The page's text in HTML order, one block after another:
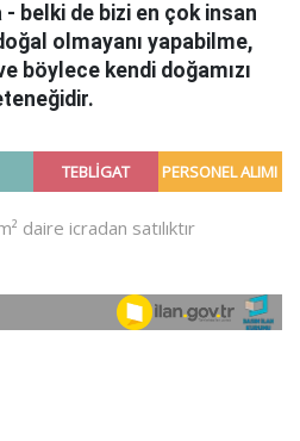
- belki de bizi en çok insan
olmayanı yapabilme,
böylece kendi doğamızı